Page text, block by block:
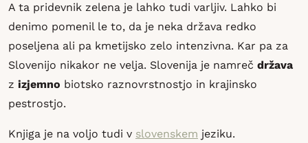
A ta pridevnik zelena je lahko tudi varljiv. Lahko bi
denimo pomenil le to, da je neka država redko
poseljena ali pa kmetijsko zelo intenzivna. Kar pa za
Slovenijo nikakor ne velja. Slovenija je namreč država
z izjemno biotsko raznovrstnostjo in krajinsko
pestrostjo.
Knjiga je na voljo tudi v slovenskem jeziku.